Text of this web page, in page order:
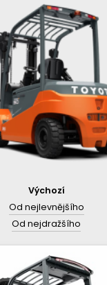
Výchozí
Od nejlevnějšího
Od nejdražšího